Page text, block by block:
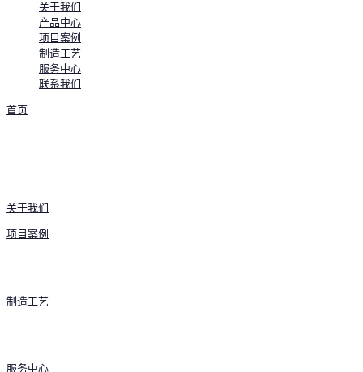
关于我们
产品中心
项目案例
制造工艺
服务中心
联系我们
首页
关于我们
项目案例
制造工艺
服务中心